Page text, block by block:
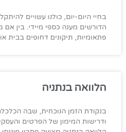
בחיי היום-יום, כולנו עשויים
הדורשים מענה כספי מיידי. בין אם
פתאומיות, תיקונים דחופים בבית
הלוואה בנתניה
בנקודת הזמן הנוכחית, שבה
ודרישות המימון של הפרטים